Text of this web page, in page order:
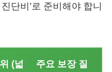
단비’로 준비해야 합니
(넓
주요 보장 질